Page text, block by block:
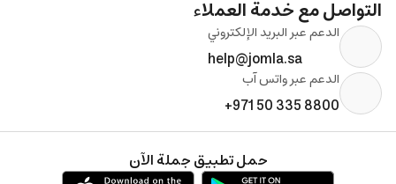
التواصل مع خدمة العملاء
الدعم عبر البريد الإلكتروني
help@jomla.sa
الدعم عبر واتس آب
+971 50 335 8800
حمل تطبيق جملة الآن